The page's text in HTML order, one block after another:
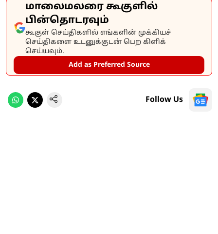
மாலைமலரை கூகுளில்
பின்தொடரவும்
கூகுள் செய்திகளில் எங்களின் முக்கியச்
செய்திகளை உடனுக்குடன் பெற கிளிக்
செய்யவும்.
Add as Preferred Source
Follow Us